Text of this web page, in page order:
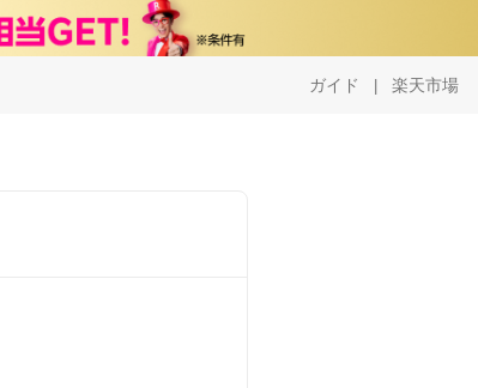
ガイド | 楽天市場